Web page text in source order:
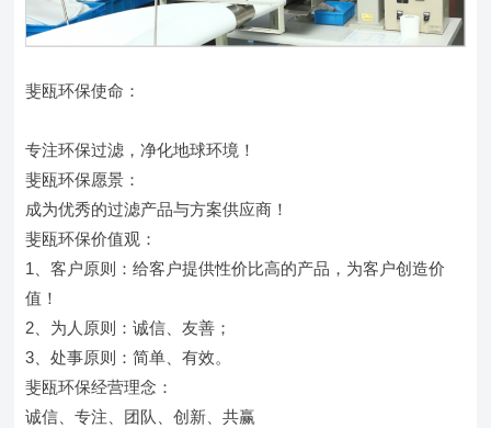
斐瓯环保使命：
专注环保过滤，净化地球环境！
斐瓯环保愿景：
成为优秀的过滤产品与方案供应商！
斐瓯环保价值观：
1、客户原则：给客户提供性价比高的产品，为客户创造价
值！
2、为人原则：诚信、友善；
3、处事原则：简单、有效。
斐瓯环保经营理念：
诚信、专注、团队、创新、共赢